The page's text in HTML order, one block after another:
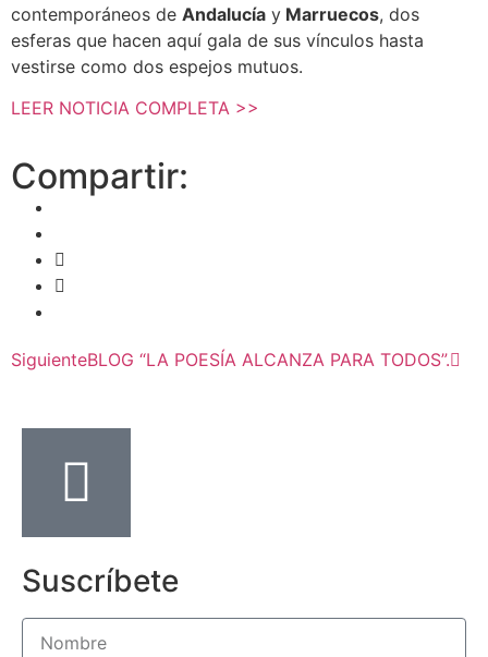
contemporáneos de Andalucía y Marruecos, dos
esferas que hacen aquí gala de sus vínculos hasta
vestirse como dos espejos mutuos.
LEER NOTICIA COMPLETA >>
Compartir:
SiguienteBLOG “LA POESÍA ALCANZA PARA TODOS”.
Suscríbete